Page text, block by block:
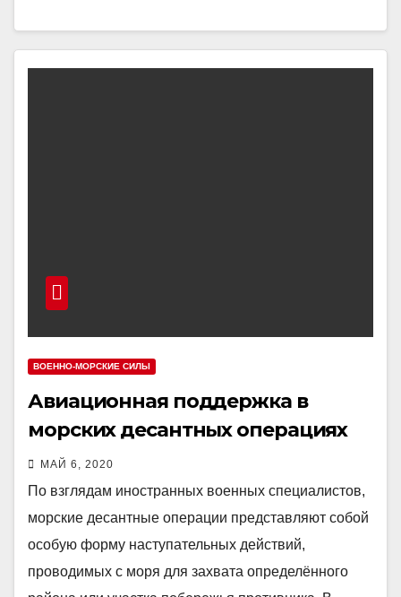
ВОЕННО-МОРСКИЕ СИЛЫ
Авиационная поддержка в
морских десантных операциях
МАЙ 6, 2020
По взглядам иностранных военных специалистов,
морские десантные операции представляют собой
особую форму наступательных действий,
проводимых с моря для захвата определённого